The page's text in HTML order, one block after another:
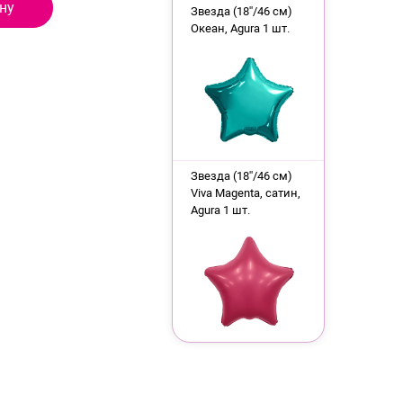
Звезда (18''/46 см)
Океан, Agura 1 шт.
Звезда (18''/46 см)
Viva Magenta, сатин,
Agura 1 шт.